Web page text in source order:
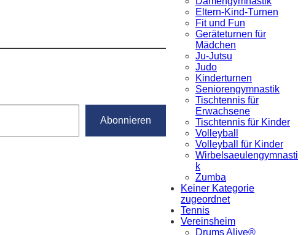
Abonnieren
Eltern-Kind-Turnen
Fit und Fun
Geräteturnen für
Mädchen
Ju-Jutsu
Judo
Kinderturnen
Seniorengymnastik
Tischtennis für
Erwachsene
Tischtennis für Kinder
Volleyball
Volleyball für Kinder
Wirbelsaeulengymnasti
k
Zumba
Keiner Kategorie
zugeordnet
Tennis
Vereinsheim
Drums Alive®